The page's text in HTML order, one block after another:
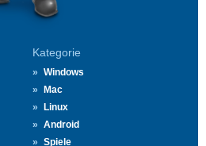
Kategorie
Windows
Mac
Linux
Android
Spiele